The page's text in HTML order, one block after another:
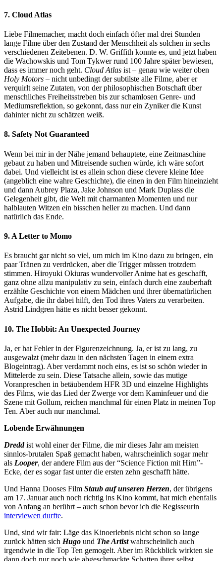
7. Cloud Atlas
Liebe Filmemacher, macht doch einfach öfter mal drei Stunden
lange Filme über den Zustand der Menschheit als solchen in sechs
verschiedenen Zeitebenen. D. W. Griffith konnte es, und jetzt haben
die Wachowskis und Tom Tykwer rund 100 Jahre später bewiesen,
dass es immer noch geht. Cloud Atlas ist – genau wie weiter oben
Holy Motors – nicht unbedingt der subtilste alle Filme, aber er
verquirlt seine Zutaten, von der philosophischen Botschaft über
menschliches Freiheitsstreben bis zur schamlosen Genre- und
Mediumsreflektion, so gekonnt, dass nur ein Zyniker die Kunst
dahinter nicht zu schätzen weiß.
8. Safety Not Guaranteed
Wenn bei mir in der Nähe jemand behauptete, eine Zeitmaschine
gebaut zu haben und Mitreisende suchen würde, ich wäre sofort
dabei. Und vielleicht ist es allein schon diese clevere kleine Idee
(angeblich eine wahre Geschichte), die einen in den Film hineinzieht
und dann Aubrey Plaza, Jake Johnson und Mark Duplass die
Gelegenheit gibt, die Welt mit charmanten Momenten und nur
halblauten Witzen ein bisschen heller zu machen. Und dann
natürlich das Ende.
9. A Letter to Momo
Es braucht gar nicht so viel, um mich im Kino dazu zu bringen, ein
paar Tränen zu verdrücken, aber die Trigger müssen trotzdem
stimmen. Hiroyuki Okiuras wundervoller Anime hat es geschafft,
ganz ohne allzu manipulativ zu sein, einfach durch eine zauberhaft
erzählte Geschichte von einem Mädchen und ihrer übernatürlichen
Aufgabe, die ihr dabei hilft, den Tod ihres Vaters zu verarbeiten.
Astrid Lindgren hätte es nicht besser gekonnt.
10. The Hobbit: An Unexpected Journey
Ja, er hat Fehler in der Figurenzeichnung. Ja, er ist zu lang, zu
ausgewalzt (mehr dazu in den nächsten Tagen in einem extra
Blogeintrag). Aber verdammt noch eins, es ist so schön wieder in
Mittelerde zu sein. Diese Tatsache allein, sowie das mutige
Voranpreschen in betäubendem HFR 3D und einzelne Highlights
des Films, wie das Lied der Zwerge vor dem Kaminfeuer und die
Szene mit Gollum, reichen manchmal für einen Platz in meinen Top
Ten. Aber auch nur manchmal.
Lobende Erwähnungen
Dreddist wohl einer der Filme, die mir dieses Jahr am meisten
sinnlos-brutalen Spaß gemacht haben, wahrscheinlich sogar mehr
als Looper, der andere Film aus der “Science Fiction mit Hirn”-
Ecke, der es sogar fast unter die ersten zehn geschafft hätte.
Und Hanna Dooses Film Staub auf unseren Herzen, der übrigens
am 17. Januar auch noch richtig ins Kino kommt, hat mich ebenfalls
von Anfang an berührt – auch schon bevor ich die Regisseurin
interviewen durfte.
Und, sind wir fair: Läge das Kinoerlebnis nicht schon so lange
zurück hätten sich Hugo und The Artistwahrscheinlich auch
irgendwie in die Top Ten gemogelt. Aber im Rückblick wirkten sie
dann doch nur noch wie abgeschmackte Schatten ihrer selbst.